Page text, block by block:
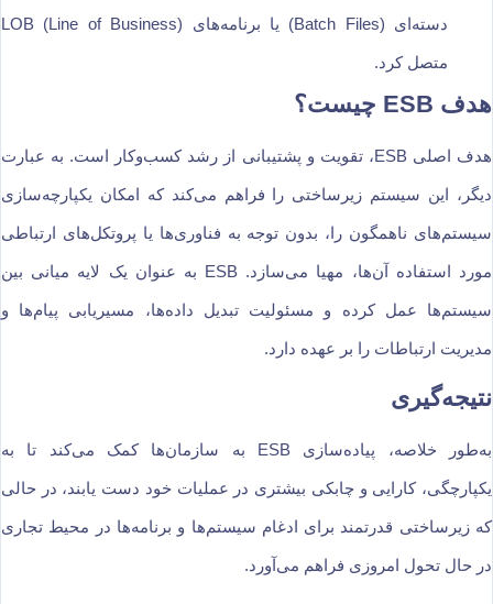
دسته‌ای (Batch Files) یا برنامه‌های LOB (Line of Business)
متصل کرد.
هدف ESB چیست؟
هدف اصلی ESB، تقویت و پشتیبانی از رشد کسب‌وکار است. به عبارت
دیگر، این سیستم زیرساختی را فراهم می‌کند که امکان یکپارچه‌سازی
سیستم‌های ناهمگون را، بدون توجه به فناوری‌ها یا پروتکل‌های ارتباطی
مورد استفاده آن‌ها، مهیا می‌سازد. ESB به عنوان یک لایه میانی بین
سیستم‌ها عمل کرده و مسئولیت تبدیل داده‌ها، مسیریابی پیام‌ها و
مدیریت ارتباطات را بر عهده دارد.
نتیجه‌گیری
به‌طور خلاصه، پیاده‌سازی ESB به سازمان‌ها کمک می‌کند تا به
یکپارچگی، کارایی و چابکی بیشتری در عملیات خود دست یابند، در حالی
که زیرساختی قدرتمند برای ادغام سیستم‌ها و برنامه‌ها در محیط تجاری
در حال تحول امروزی فراهم می‌آورد.